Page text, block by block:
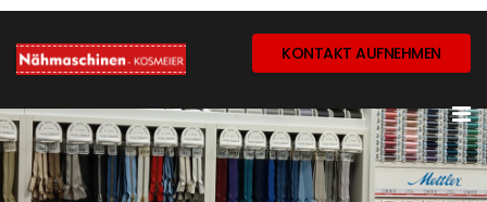
KONTAKT AUFNEHMEN